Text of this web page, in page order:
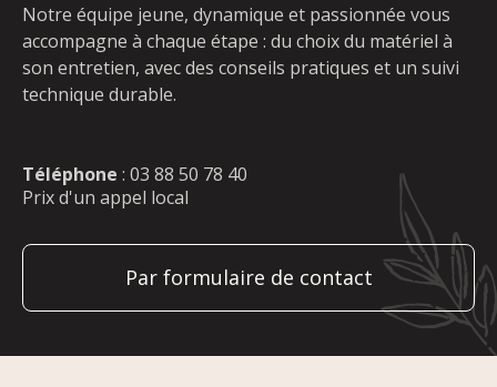
Notre équipe jeune, dynamique et passionnée vous
accompagne à chaque étape : du choix du matériel à
son entretien, avec des conseils pratiques et un suivi
technique durable.
Téléphone : 03 88 50 78 40
Prix d'un appel local
Par formulaire de contact